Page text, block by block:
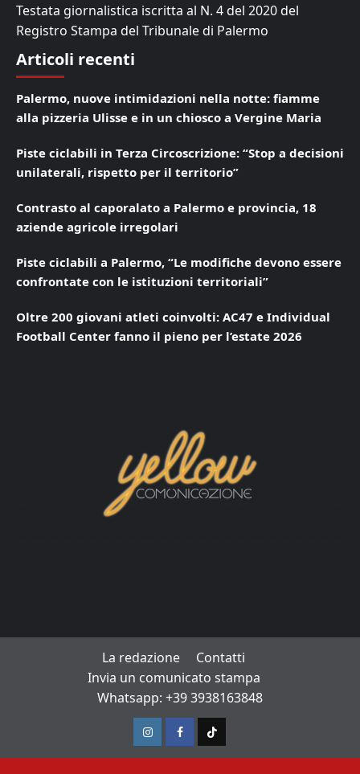
Testata giornalistica iscritta al N. 4 del 2020 del
Registro Stampa del Tribunale di Palermo
Articoli recenti
Palermo, nuove intimidazioni nella notte: fiamme
alla pizzeria Ulisse e in un chiosco a Vergine Maria
Piste ciclabili in Terza Circoscrizione: “Stop a decisioni
unilaterali, rispetto per il territorio”
Contrasto al caporalato a Palermo e provincia, 18
aziende agricole irregolari
Piste ciclabili a Palermo, “Le modifiche devono essere
confrontate con le istituzioni territoriali”
Oltre 200 giovani atleti coinvolti: AC47 e Individual
Football Center fanno il pieno per l’estate 2026
La redazione
Contatti
Invia un comunicato stampa
Whatsapp: +39 3938163848
InstagramFacebook
TikTok